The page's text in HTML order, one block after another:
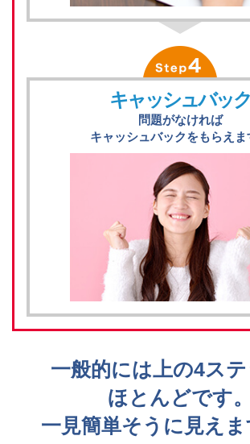
キャッシュバック
問題がなければ
キャッシュバックをもらえま
一般的には上の4ス
ほとんどです。
一見簡単そうに見えま